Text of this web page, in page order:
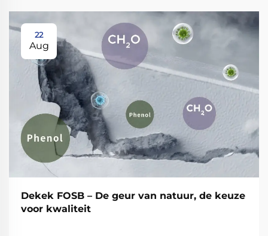
22
Aug
Dekek FOSB – De geur van natuur, de keuze
voor kwaliteit